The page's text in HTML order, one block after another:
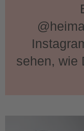
sehen, wie